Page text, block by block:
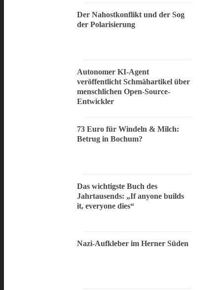
Der Nahostkonflikt und der Sog
der Polarisierung
Autonomer KI-Agent
veröffentlicht Schmähartikel über
menschlichen Open-Source-
Entwickler
73 Euro für Windeln & Milch:
Betrug in Bochum?
Das wichtigste Buch des
Jahrtausends: „If anyone builds
it, everyone dies“
Nazi-Aufkleber im Herner Süden